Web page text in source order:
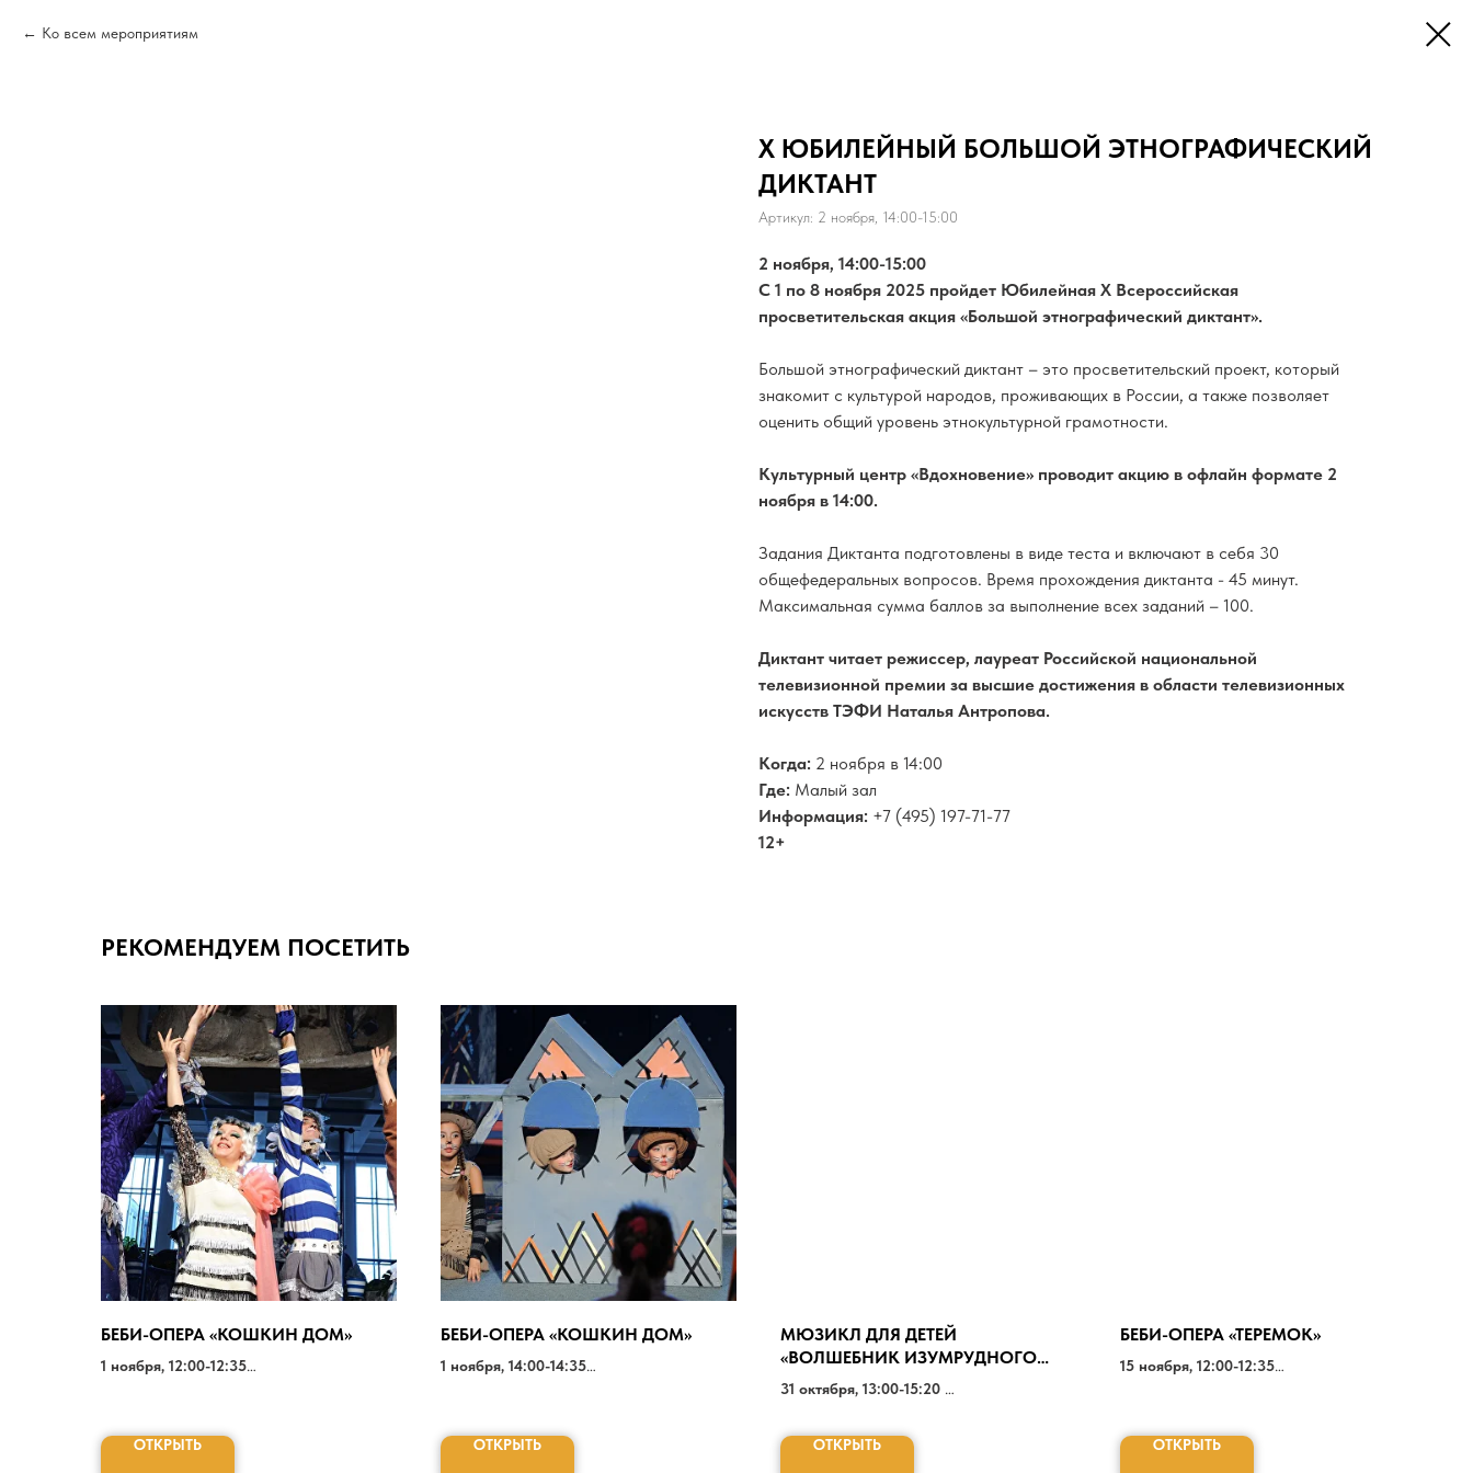
Ко всем мероприятиям
Х ЮБИЛЕЙНЫЙ БОЛЬШОЙ ЭТНОГРАФИЧЕСКИЙ
ДИКТАНТ
Артикул: 2 ноября, 14:00-15:00
2 ноября, 14:00-15:00
С 1 по 8 ноября 2025 пройдет Юбилейная X Всероссийская
просветительская акция «Большой этнографический диктант».
Большой этнографический диктант – это просветительский проект, который
знакомит с культурой народов, проживающих в России, а также позволяет
оценить общий уровень этнокультурной грамотности.
Культурный центр «Вдохновение» проводит акцию в офлайн формате 2
ноября в 14:00.
Задания Диктанта подготовлены в виде теста и включают в себя 30
общефедеральных вопросов. Время прохождения диктанта - 45 минут.
Максимальная сумма баллов за выполнение всех заданий – 100.
Диктант читает режиссер, лауреат Российской национальной
телевизионной премии за высшие достижения в области телевизионных
искусств ТЭФИ Наталья Антропова.
Когда: 2 ноября в 14:00
Где: Малый зал
Информация: +7 (495) 197-71-77
12+
РЕКОМЕНДУЕМ ПОСЕТИТЬ
БЕБИ-ОПЕРА «КОШКИН ДОМ»
1 ноября, 12:00-12:35
ОТКРЫТЬ
БЕБИ-ОПЕРА «КОШКИН ДОМ»
1 ноября, 14:00-14:35
ОТКРЫТЬ
МЮЗИКЛ ДЛЯ ДЕТЕЙ
«ВОЛШЕБНИК ИЗУМРУДНОГО
ГОРОДА»
31 октября, 13:00-15:20
ОТКРЫТЬ
БЕБИ-ОПЕРА «ТЕРЕМОК»
15 ноября, 12:00-12:35
ОТКРЫТЬ